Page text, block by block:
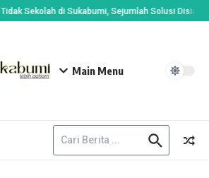
Sekolah di Sukabumi, Sejumlah Solusi
Main Menu